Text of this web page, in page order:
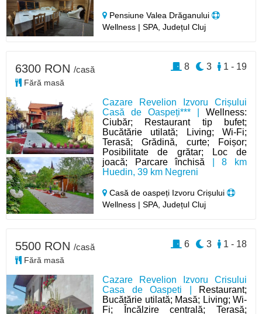
Pensiune Valea Drăganului
Wellness | SPA, Județul Cluj
Cazare Revelion Izvoru Crișului
Casă de Oaspeți*** | Wellness:
Ciubăr; Restaurant tip bufet;
Bucătărie utilată; Living; Wi-Fi;
Terasă; Grădină, curte; Foișor;
Posibilitate de grătar; Loc de
joacă; Parcare închisă | 8 km
Huedin, 39 km Negreni
Casă de oaspeți Izvoru Crișului
Wellness | SPA, Județul Cluj
6300 RON /casă
Fără masă
1 - 19
3
8
Cazare Revelion Izvoru Crisului
Casa de Oaspeti |
Restaurant;
Bucătărie utilată; Masă; Living; Wi-
Fi; Încălzire centrală; Terasă;
5500 RON /casă
Fără masă
1 - 18
3
6